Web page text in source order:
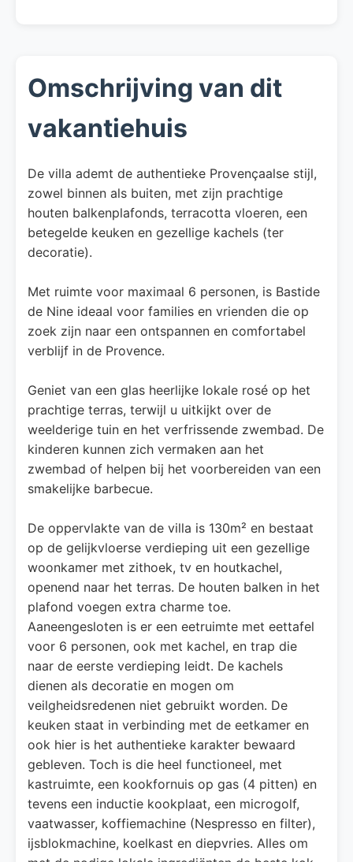
Omschrijving van dit
vakantiehuis
De villa ademt de authentieke Provençaalse stijl,
zowel binnen als buiten, met zijn prachtige
houten balkenplafonds, terracotta vloeren, een
betegelde keuken en gezellige kachels (ter
decoratie).
Met ruimte voor maximaal 6 personen, is Bastide
de Nine ideaal voor families en vrienden die op
zoek zijn naar een ontspannen en comfortabel
verblijf in de Provence.
Geniet van een glas heerlijke lokale rosé op het
prachtige terras, terwijl u uitkijkt over de
weelderige tuin en het verfrissende zwembad. De
kinderen kunnen zich vermaken aan het
zwembad of helpen bij het voorbereiden van een
smakelijke barbecue.
De oppervlakte van de villa is 130m² en bestaat
op de gelijkvloerse verdieping uit een gezellige
woonkamer met zithoek, tv en houtkachel,
openend naar het terras. De houten balken in het
plafond voegen extra charme toe.
Aaneengesloten is er een eetruimte met eettafel
voor 6 personen, ook met kachel, en trap die
naar de eerste verdieping leidt. De kachels
dienen als decoratie en mogen om
veilgheidsredenen niet gebruikt worden. De
keuken staat in verbinding met de eetkamer en
ook hier is het authentieke karakter bewaard
gebleven. Toch is die heel functioneel, met
kastruimte, een kookfornuis op gas (4 pitten) en
tevens een inductie kookplaat, een microgolf,
vaatwasser, koffiemachine (Nespresso en filter),
ijsblokmachine, koelkast en diepvries. Alles om